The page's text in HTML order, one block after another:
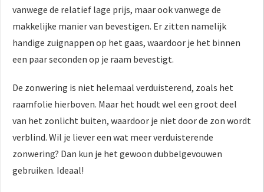
vanwege de relatief lage prijs, maar ook vanwege de
makkelijke manier van bevestigen. Er zitten namelijk
handige zuignappen op het gaas, waardoor je het binnen
een paar seconden op je raam bevestigt.
De zonwering is niet helemaal verduisterend, zoals het
raamfolie hierboven. Maar het houdt wel een groot deel
van het zonlicht buiten, waardoor je niet door de zon wordt
verblind. Wil je liever een wat meer verduisterende
zonwering? Dan kun je het gewoon dubbelgevouwen
gebruiken. Ideaal!